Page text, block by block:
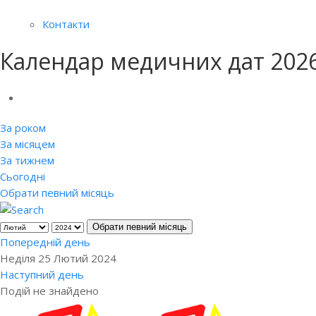
Контакти
Календар медичних дат
За роком
За місяцем
За тижнем
Сьогодні
Обрати певний місяць
Обрати певний місяць
Попередній день
Неділя 25 Лютий 2024
Наступний день
Подій не знайдено